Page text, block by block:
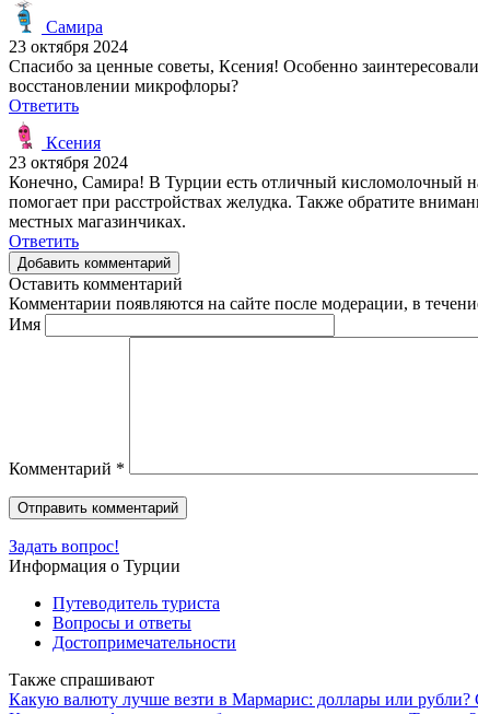
Самира
23 октября 2024
Спасибо за ценные советы, Ксения! Особенно
восстановлении микрофлоры?
Ответить
Ксения
23 октября 2024
Конечно, Самира! В Турции есть отличный кисломолочный
помогает при расстройствах желудка. Также обратите
местных магазинчиках.
Ответить
Добавить комментарий
Оставить комментарий
Комментарии появляются на сайте после модерации, в
Имя
Комментарий *
Задать вопрос!
Информация о Турции
Путеводитель туриста
Вопросы и ответы
Достопримечательности
Также спрашивают
Какую валюту лучше везти в Мармарис: доллары или